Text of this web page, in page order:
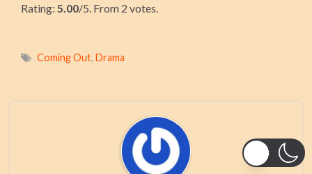
Submit Rating
Rating: 5.00/5. From 2 votes.
Coming Out, Drama